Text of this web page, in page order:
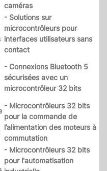
caméras
- Solutions sur
microcontrôleurs pour
interfaces utilisateurs sans
contact
- Connexions Bluetooth 5
sécurisées avec un
microcontrôleur 32 bits
- Microcontrôleurs 32 bits
pour la commande de
l’alimentation des moteurs à
commutation
- Microcontrôleurs 32 bits
pour l'automatisation